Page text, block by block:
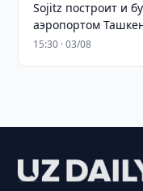
Sojitz построит и
аэропортом
15:30 · 03/08